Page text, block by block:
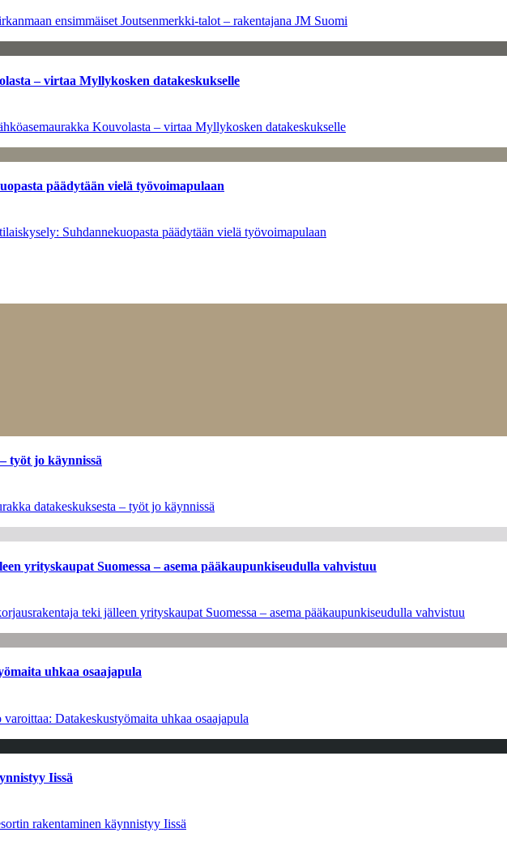
ensimmäiset Joutsenmerkki-talot – rakentajana JM Suomi
– virtaa Myllykosken datakeskukselle
Kouvolasta – virtaa Myllykosken datakeskukselle
päädytään vielä työvoimapulaan
Suhdannekuopasta päädytään vielä työvoimapulaan
työt jo käynnissä
datakeskuksesta – työt jo käynnissä
yrityskaupat Suomessa – asema pääkaupunkiseudulla vahvistuu
teki jälleen yrityskaupat Suomessa – asema pääkaupunkiseudulla vahvistuu
uhkaa osaajapula
Datakeskustyömaita uhkaa osaajapula
Iissä
rakentaminen käynnistyy Iissä